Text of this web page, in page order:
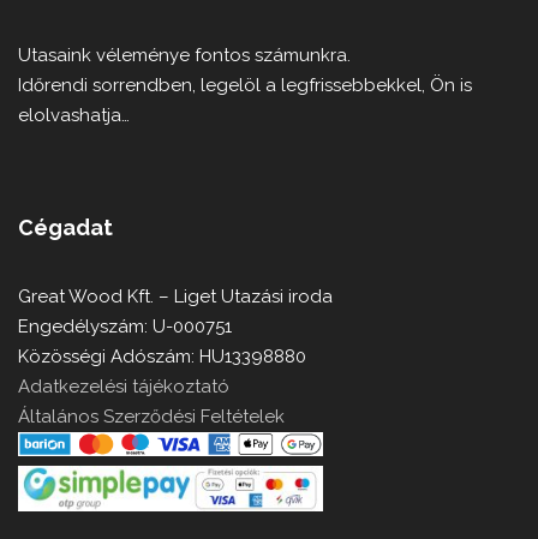
Utasaink véleménye fontos számunkra.
Időrendi sorrendben, legelöl a legfrissebbekkel, Ön is
elolvashatja…
Cégadat
Great Wood Kft. – Liget Utazási iroda
Engedélyszám: U-000751
Közösségi Adószám: HU13398880
Adatkezelési tájékoztató
Általános Szerződési Feltételek